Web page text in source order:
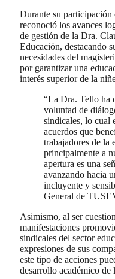
Durante su
reconoció los avances
de gestión de la Dra.
Educación, destacando
necesidades del
por garantizar una
interés superior de la
“La Dra. Tello ha
voluntad de
sindicales, lo cual
acuerdos que
trabajadores de la
principalmente a
apertura es una
avanzando hacia
incluyente y
General de
Asimismo, al ser
manifestaciones
sindicales del sector
expresiones de sus
este tipo de acciones
desarrollo académico de